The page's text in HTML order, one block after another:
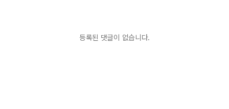
등록된 댓글이 없습니다.